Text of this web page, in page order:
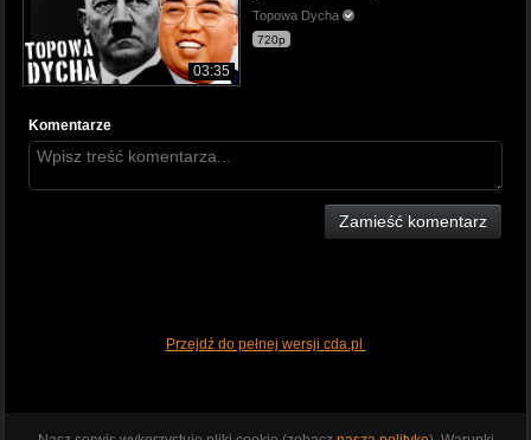
03:35
Topowa Dycha
720p
Komentarze
Zamieść komentarz
Przejdź do pełnej wersji cda.pl